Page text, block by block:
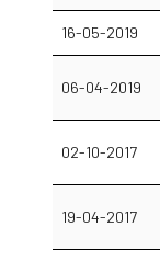
16-05-2019
06-04-2019
02-10-2017
19-04-2017